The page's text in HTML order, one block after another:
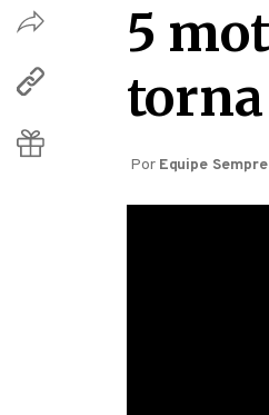
5
Por Equipe